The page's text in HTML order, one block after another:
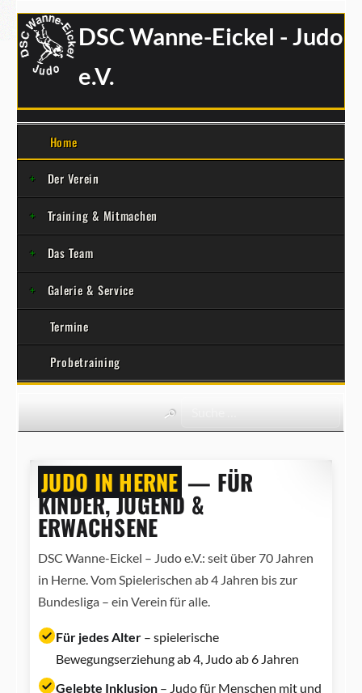
DSC Wanne-Eickel - Judo
e.V.
Home
Der Verein
Training & Mitmachen
Das Team
Galerie & Service
Termine
Probetraining
JUDO IN HERNE — FÜR
KINDER, JUGEND &
ERWACHSENE
DSC Wanne-Eickel – Judo e.V.: seit über 70 Jahren
in Herne. Vom Spielerischen ab 4 Jahren bis zur
Bundesliga – ein Verein für alle.
Für jedes Alter– spielerische
Bewegungserziehung ab 4, Judo ab 6 Jahren
Gelebte Inklusion– Judo für Menschen mit und